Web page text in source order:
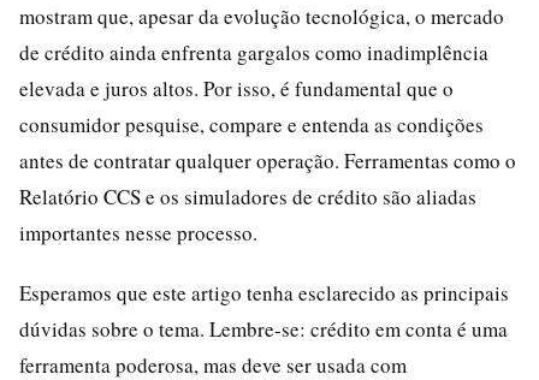
mostram que, apesar da evolução tecnológica, o mercado
de crédito ainda enfrenta gargalos como inadimplência
elevada e juros altos. Por isso, é fundamental que o
consumidor pesquise, compare e entenda as condições
antes de contratar qualquer operação. Ferramentas como o
Relatório CCS e os simuladores de crédito são aliadas
importantes nesse processo.
Esperamos que este artigo tenha esclarecido as principais
dúvidas sobre o tema. Lembre-se: crédito em conta é uma
ferramenta poderosa, mas deve ser usada com